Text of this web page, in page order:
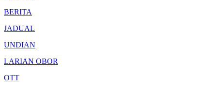
BERITA
JADUAL
UNDIAN
LARIAN OBOR
OTT